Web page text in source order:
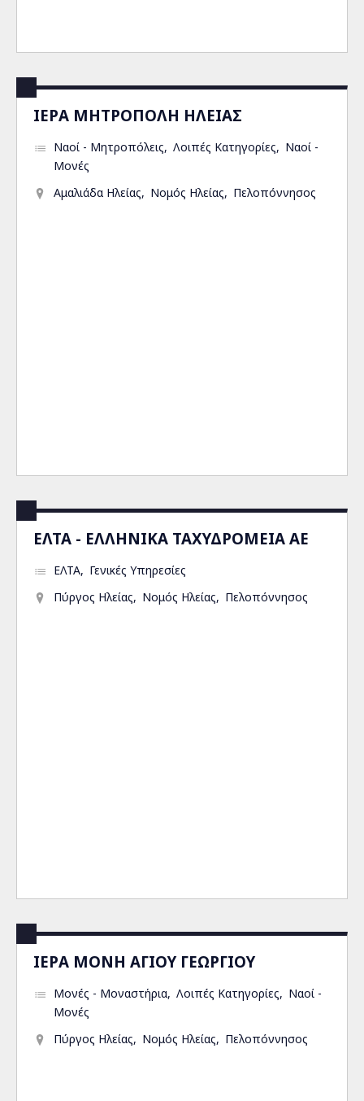
ΙΕΡΑ ΜΗΤΡΟΠΟΛΗ ΗΛΕΙΑΣ
Ναοί - Μητροπόλεις Λοιπές Κατηγορίες
Ναοί -
Μονές
Αμαλιάδα Ηλείας
Νομός Ηλείας Πελοπόννησος
ΕΛΤΑ - ΕΛΛΗΝΙΚΑ ΤΑΧΥΔΡΟΜΕΙΑ ΑΕ
ΕΛΤΑ
Γενικές Υπηρεσίες
Πύργος Ηλείας
Νομός Ηλείας Πελοπόννησος
ΙΕΡΑ ΜΟΝΗ ΑΓΙΟΥ ΓΕΩΡΓΙΟΥ
Μονές - Μοναστήρια Λοιπές Κατηγορίες
Ναοί -
Μονές
Πύργος Ηλείας
Νομός Ηλείας Πελοπόννησος